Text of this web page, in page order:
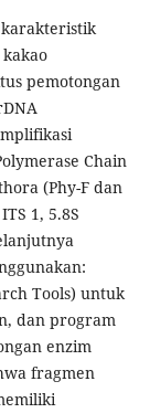
pemotongan
Chain
(Phy-F dan
1, 5.8S
Tools) untuk
dan program
enzim
fragmen